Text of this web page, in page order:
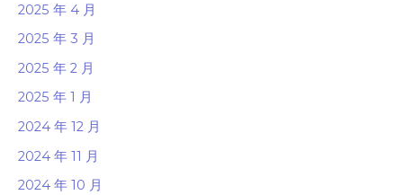
2025 年 4 月
2025 年 3 月
2025 年 2 月
2025 年 1 月
2024 年 12 月
2024 年 11 月
2024 年 10 月